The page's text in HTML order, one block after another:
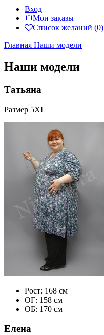
Вход
Мои заказы
Список желаний (0)
Главная Наши модели
Наши модели
Татьяна
Размер 5XL
Рост: 168 см
ОГ: 158 см
ОБ: 170 см
Елена